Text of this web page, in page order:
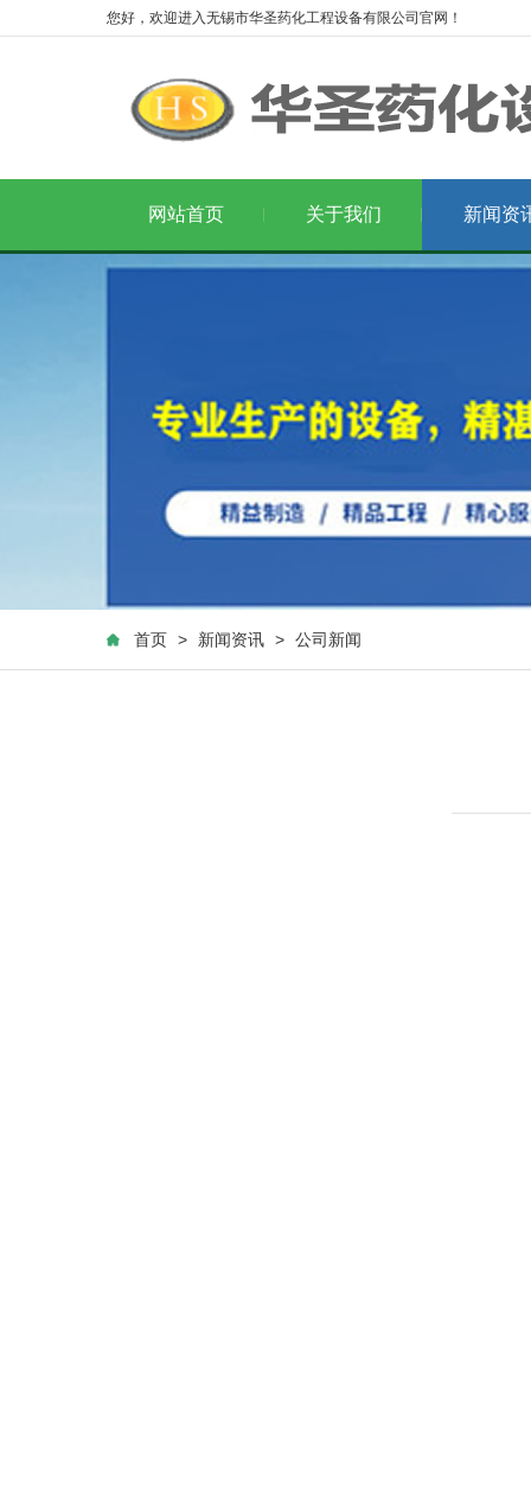
您好，欢迎进入无锡市华圣药化工程设备有限公司官网！
网站首页 关于我们 新闻资
首页 > 新闻资讯 > 公司新闻